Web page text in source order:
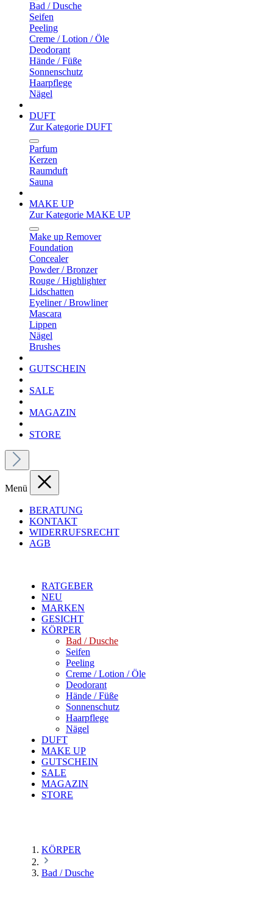
Bad / Dusche
Seifen
Peeling
Creme / Lotion / Öle
Deodorant
Hände / Füße
Sonnenschutz
Haarpflege
Nägel
DUFT
Zur Kategorie DUFT
Parfum
Kerzen
Raumduft
Sauna
MAKE UP
Zur Kategorie MAKE UP
Make up Remover
Foundation
Concealer
Powder / Bronzer
Rouge / Highlighter
Lidschatten
Eyeliner / Browliner
Mascara
Lippen
Nägel
Brushes
GUTSCHEIN
SALE
MAGAZIN
STORE
Menü
BERATUNG
KONTAKT
WIDERRUFSRECHT
AGB
RATGEBER
NEU
MARKEN
GESICHT
KÖRPER
Bad / Dusche
Seifen
Peeling
Creme / Lotion / Öle
Deodorant
Hände / Füße
Sonnenschutz
Haarpflege
Nägel
DUFT
MAKE UP
GUTSCHEIN
SALE
MAGAZIN
STORE
KÖRPER
Bad / Dusche